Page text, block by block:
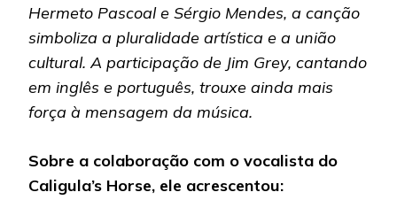
Hermeto Pascoal e Sérgio Mendes, a canção
simboliza a pluralidade artística e a união
cultural. A participação de Jim Grey, cantando
em inglês e português, trouxe ainda mais
força à mensagem da música.
Sobre a colaboração com o vocalista do
Caligula’s Horse, ele acrescentou: